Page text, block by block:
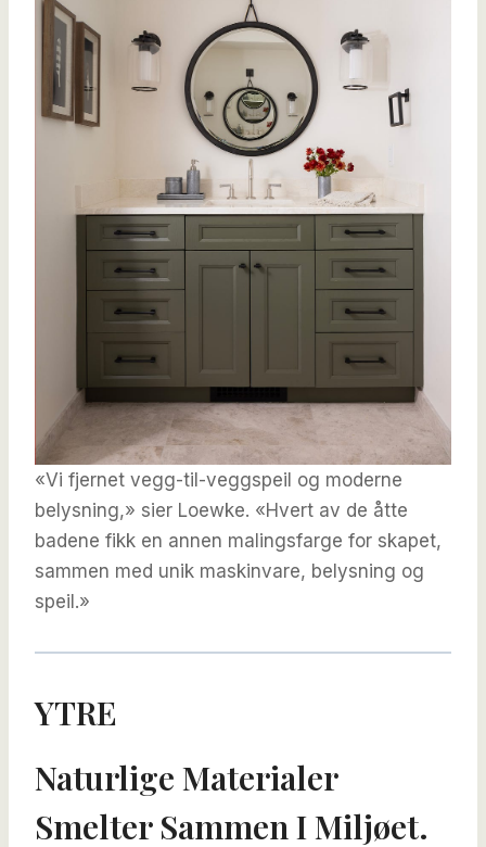
«Vi fjernet vegg-til-veggspeil og moderne
belysning,» sier Loewke. «Hvert av de åtte
badene fikk en annen malingsfarge for skapet,
sammen med unik maskinvare, belysning og
speil.»
YTRE
Naturlige Materialer
Smelter Sammen I Miljøet.